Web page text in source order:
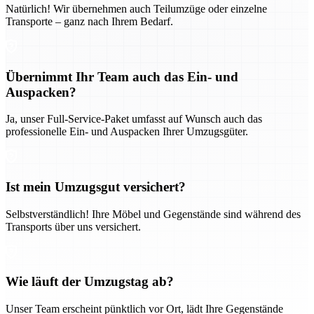
Natürlich! Wir übernehmen auch Teilumzüge oder einzelne
Transporte – ganz nach Ihrem Bedarf.
Übernimmt Ihr Team auch das Ein- und
Auspacken?
Ja, unser Full-Service-Paket umfasst auf Wunsch auch das
professionelle Ein- und Auspacken Ihrer Umzugsgüter.
Ist mein Umzugsgut versichert?
Selbstverständlich! Ihre Möbel und Gegenstände sind während des
Transports über uns versichert.
Wie läuft der Umzugstag ab?
Unser Team erscheint pünktlich vor Ort, lädt Ihre Gegenstände